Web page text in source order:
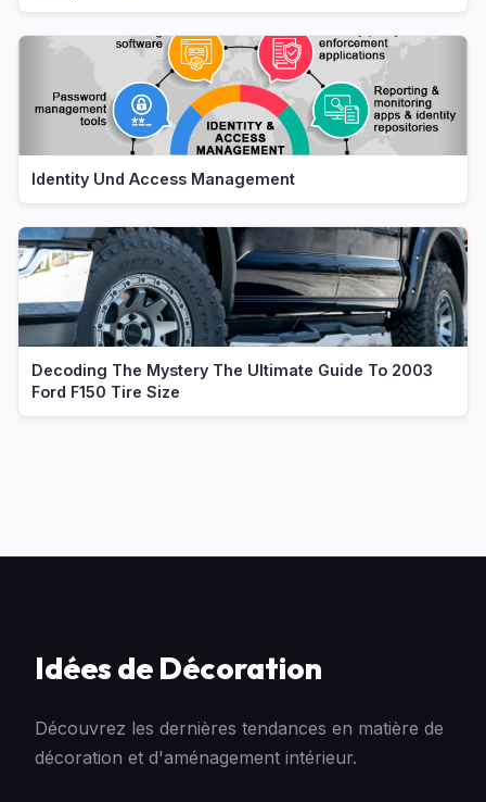
Identity Und Access Management
Decoding The Mystery The Ultimate Guide To 2003
Ford F150 Tire Size
Idées de Décoration
Découvrez les dernières tendances en matière de
décoration et d'aménagement intérieur.